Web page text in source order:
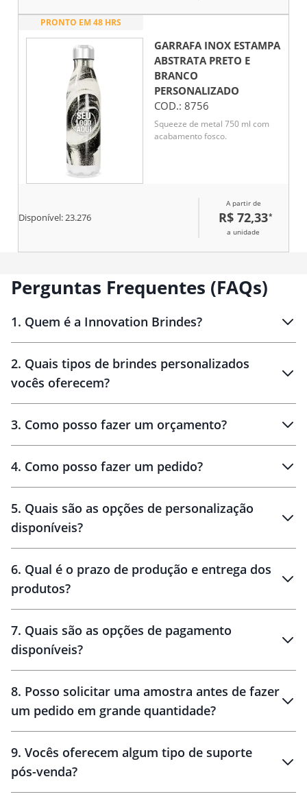
PRONTO EM 48 HRS
GARRAFA INOX ESTAMPA
ABSTRATA PRETO E
BRANCO
PERSONALIZADO
COD.: 8756
Squeeze de metal 750 ml com
acabamento fosco.
Disponível:23.276
A partir de
R$ 72,33*
a unidade
Perguntas Frequentes (FAQs)
1. Quem é a Innovation Brindes?
Brindes personalizados
2. Quais tipos de brindes personalizados
vocês oferecem?
personalizados
3. Como posso fazer um orçamento?
brinde
personalização
4. Como posso fazer um pedido?
amostra virtual
5. Quais são as opções de personalização
disponíveis?
6. Qual é o prazo de produção e entrega dos
produtos?
10 dias
brinde
48 horas
7. Quais são as opções de pagamento
disponíveis?
8. Posso solicitar uma amostra antes de fazer
um pedido em grande quantidade?
9. Vocês oferecem algum tipo de suporte
pós-venda?